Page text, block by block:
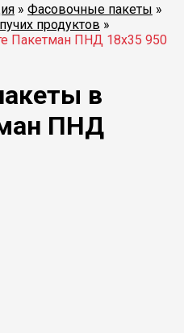
» Фасовочные пакеты »
продуктов »
Пакетман ПНД 18х35 950
в
ПНД